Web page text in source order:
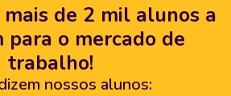
mais de 2 mil alunos a
para o mercado de
trabalho!
nossos alunos: